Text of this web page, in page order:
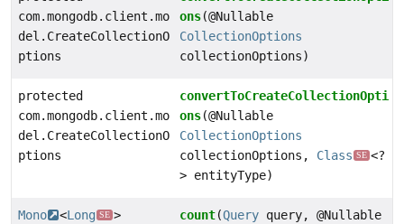
com.mongodb.client.mo
del.CreateCollectionO
ptions
ons(@Nullable
CollectionOptions
collectionOptions)
protected
com.mongodb.client.mo
del.CreateCollectionO
ptions
convertToCreateCollectionOpti
ons(@Nullable
CollectionOptions
collectionOptions, Class SE <?
> entityType)
Mono <Long SE > count(Query query, @Nullable